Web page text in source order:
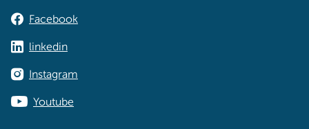
Facebook
linkedin
Instagram
Youtube